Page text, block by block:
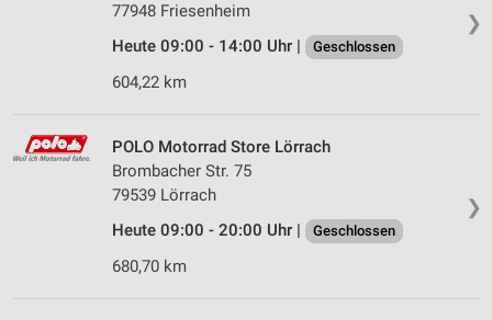
❯
77948 Friesenheim
Heute 09:00 - 14:00 Uhr |
Geschlossen
604,22 km
❯
POLO Motorrad Store Lörrach
Brombacher Str. 75
79539 Lörrach
Heute 09:00 - 20:00 Uhr |
Geschlossen
680,70 km